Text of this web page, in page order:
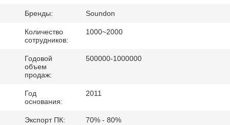
СВЯЖИТЕСЬ
МЫ
ЦИТАТУ
Бренды: Soundon
Количество
сотрудников:
1000~2000
Годовой
объем
продаж:
500000-1000000
Год
основания:
2011
Экспорт ПК: 70% - 80%